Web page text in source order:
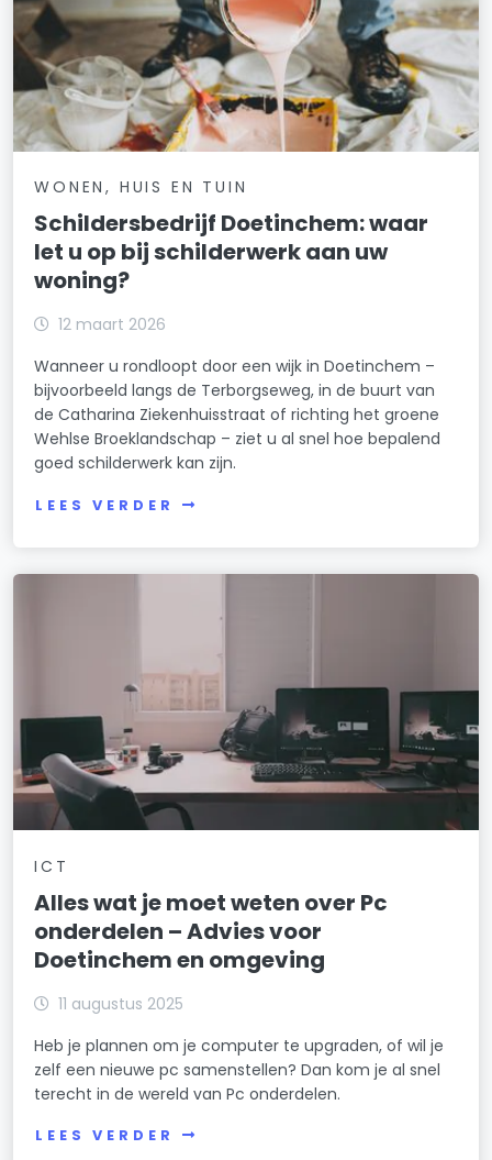
WONEN, HUIS EN TUIN
Schildersbedrijf Doetinchem: waar
let u op bij schilderwerk aan uw
woning?
12 maart 2026
Wanneer u rondloopt door een wijk in Doetinchem –
bijvoorbeeld langs de Terborgseweg, in de buurt van
de Catharina Ziekenhuisstraat of richting het groene
Wehlse Broeklandschap – ziet u al snel hoe bepalend
goed schilderwerk kan zijn.
LEES VERDER
ICT
Alles wat je moet weten over Pc
onderdelen – Advies voor
Doetinchem en omgeving
11 augustus 2025
Heb je plannen om je computer te upgraden, of wil je
zelf een nieuwe pc samenstellen? Dan kom je al snel
terecht in de wereld van Pc onderdelen.
LEES VERDER